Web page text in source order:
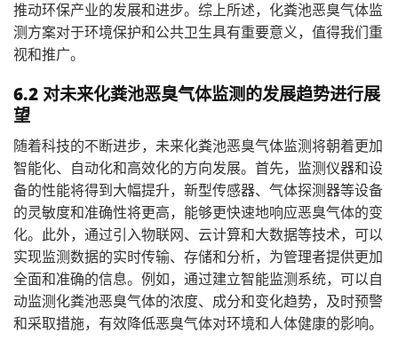
推动环保产业的发展和进步。综上所述，化粪池恶臭气体监
测方案对于环境保护和公共卫生具有重要意义，值得我们重
视和推广。
6.2 对未来化粪池恶臭气体监测的发展趋势进行展
望
随着科技的不断进步，未来化粪池恶臭气体监测将朝着更加
智能化、自动化和高效化的方向发展。首先，监测仪器和设
备的性能将得到大幅提升，新型传感器、气体探测器等设备
的灵敏度和准确性将更高，能够更快速地响应恶臭气体的变
化。此外，通过引入物联网、云计算和大数据等技术，可以
实现监测数据的实时传输、存储和分析，为管理者提供更加
全面和准确的信息。例如，通过建立智能监测系统，可以自
动监测化粪池恶臭气体的浓度、成分和变化趋势，及时预警
和采取措施，有效降低恶臭气体对环境和人体健康的影响。